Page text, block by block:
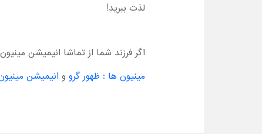
لذت ببرید!
اگر فرزند شما از تماشا انیمیشن
مینیون ها : ظهور گرو و انیمیشن